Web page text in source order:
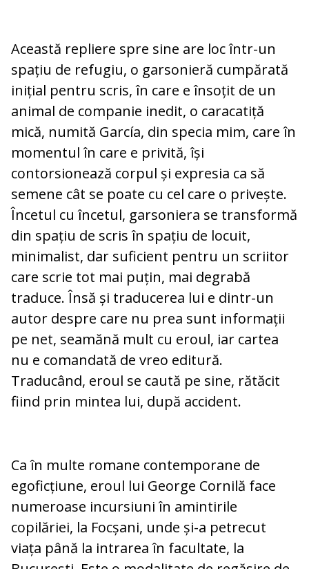
Această repliere spre sine are loc într-un
spațiu de refugiu, o garsonieră cumpărată
inițial pentru scris, în care e însoțit de un
animal de companie inedit, o caracatiță
mică, numită García, din specia mim, care în
momentul în care e privită, își
contorsionează corpul și expresia ca să
semene cât se poate cu cel care o privește.
Încetul cu încetul, garsoniera se transformă
din spațiu de scris în spațiu de locuit,
minimalist, dar suficient pentru un scriitor
care scrie tot mai puțin, mai degrabă
traduce. Însă și traducerea lui e dintr-un
autor despre care nu prea sunt informații
pe net, seamănă mult cu eroul, iar cartea
nu e comandată de vreo editură.
Traducând, eroul se caută pe sine, rătăcit
fiind prin mintea lui, după accident.
Ca în multe romane contemporane de
egoficțiune, eroul lui George Cornilă face
numeroase incursiuni în amintirile
copilăriei, la Focșani, unde și-a petrecut
viața până la intrarea în facultate, la